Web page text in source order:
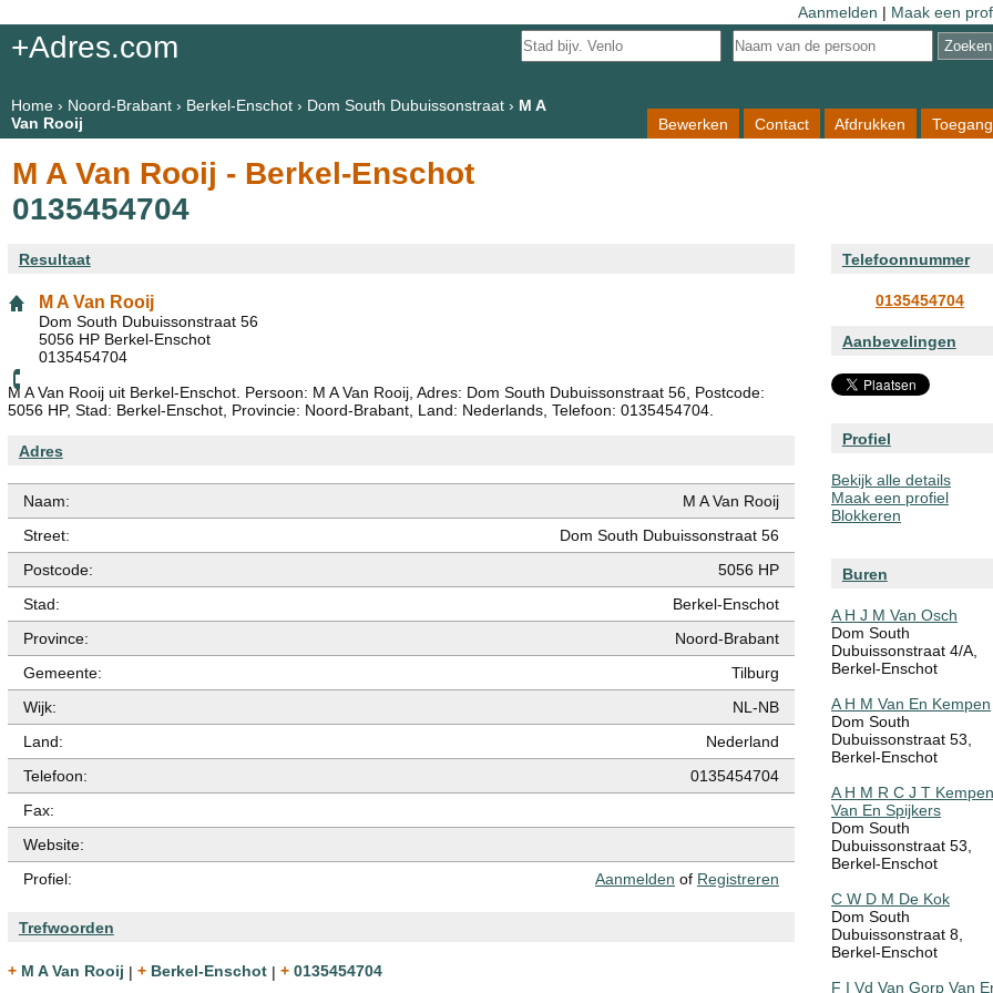
Aanmelden | Maak een
+Adres.com
Home› Noord-Brabant› Berkel-Enschot› Dom South Dubuissonstraat› M A
Van Rooij
Bewerken Contact Afdrukken Toegang
M A Van Rooij - Berkel-Enschot
0135454704
Resultaat
M A Van Rooij
Dom South Dubuissonstraat 56
5056 HP Berkel-Enschot
0135454704
M A Van Rooij uit Berkel-Enschot. Persoon: M A Van Rooij, Adres: Dom South Dubuissonstraat 56, Postcode:
5056 HP, Stad: Berkel-Enschot, Provincie: Noord-Brabant, Land: Nederlands, Telefoon: 0135454704.
Adres
Naam:
M A Van Rooij
Street:
Dom South Dubuissonstraat 56
Postcode:
5056 HP
Stad:
Berkel-Enschot
Province:
Noord-Brabant
Gemeente:
Tilburg
Wijk:
NL-NB
Land:
Nederland
Telefoon:
0135454704
Fax:
Website:
Profiel:
Aanmelden of Registreren
Trefwoorden
+ M A Van Rooij | + Berkel-Enschot | + 0135454704
Telefoonnummer
0135454704
Aanbevelingen
Profiel
Bekijk alle details
Maak een profiel
Blokkeren
Buren
A H J M Van Osch
Dom South
Dubuissonstraat 4/A,
Berkel-Enschot
A H M Van En Kempen
Dom South
Dubuissonstraat 53,
Berkel-Enschot
A H M R C J T Kempen
Van En Spijkers
Dom South
Dubuissonstraat 53,
Berkel-Enschot
C W D M De Kok
Dom South
Dubuissonstraat 8,
Berkel-Enschot
F I Vd Van Gorp Van